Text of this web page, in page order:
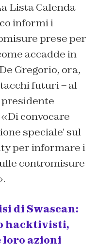
Lista Calenda
informi i
prese per
accadde in
Gregorio, ora,
futuri – al
convocare
speciale’ sul
per informare i
contromisure
di Swascan:
hacktivisti,
loro azioni